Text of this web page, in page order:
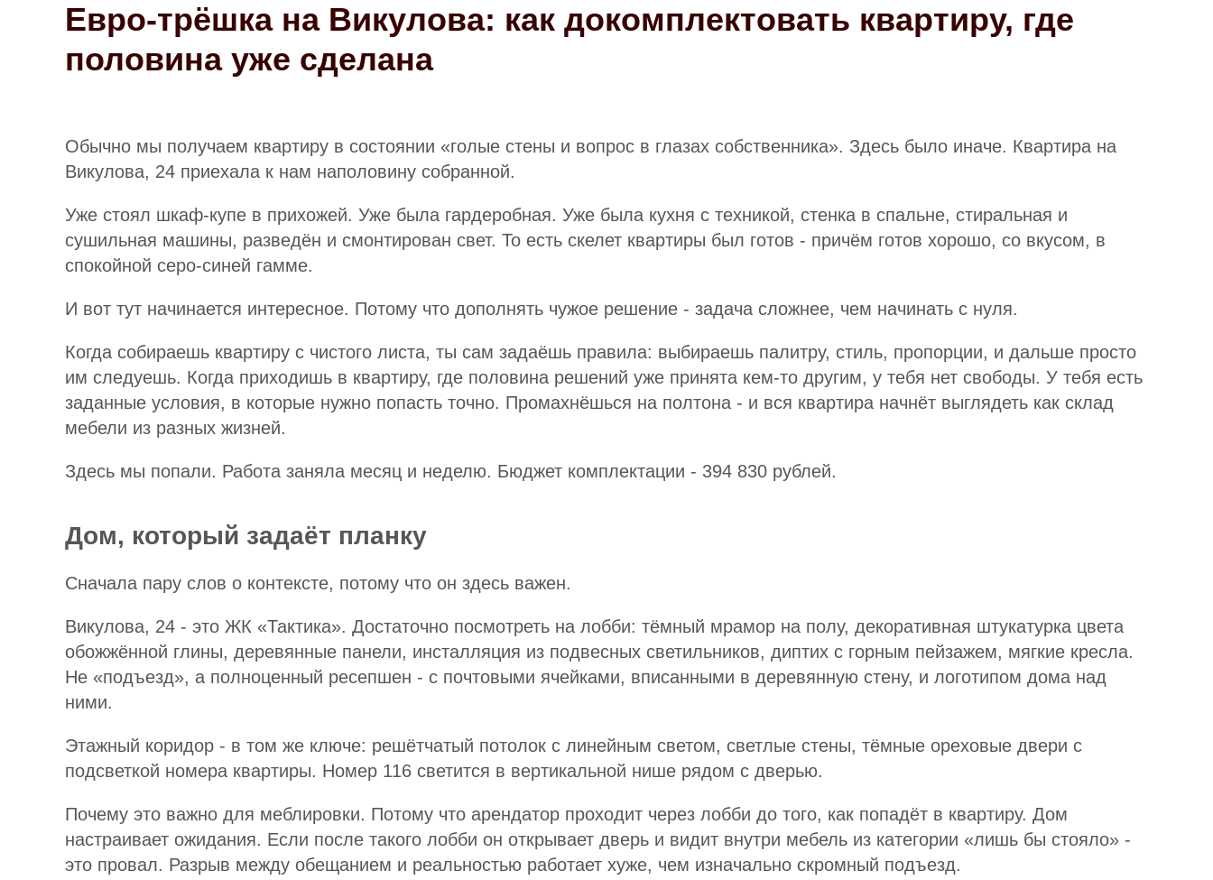
Евро-трёшка на Викулова: как докомплектовать квартиру, где
половина уже сделана
Обычно мы получаем квартиру в состоянии «голые стены и вопрос в глазах собственника». Здесь было иначе. Квартира на
Викулова, 24 приехала к нам наполовину собранной.
Уже стоял шкаф-купе в прихожей. Уже была гардеробная. Уже была кухня с техникой, стенка в спальне, стиральная и
сушильная машины, разведён и смонтирован свет. То есть скелет квартиры был готов - причём готов хорошо, со вкусом, в
спокойной серо-синей гамме.
И вот тут начинается интересное. Потому что дополнять чужое решение - задача сложнее, чем начинать с нуля.
Когда собираешь квартиру с чистого листа, ты сам задаёшь правила: выбираешь палитру, стиль, пропорции, и дальше просто
им следуешь. Когда приходишь в квартиру, где половина решений уже принята кем-то другим, у тебя нет свободы. У тебя есть
заданные условия, в которые нужно попасть точно. Промахнёшься на полтона - и вся квартира начнёт выглядеть как склад
мебели из разных жизней.
Здесь мы попали. Работа заняла месяц и неделю. Бюджет комплектации - 394 830 рублей.
Дом, который задаёт планку
Сначала пару слов о контексте, потому что он здесь важен.
Викулова, 24 - это ЖК «Тактика». Достаточно посмотреть на лобби: тёмный мрамор на полу, декоративная штукатурка цвета
обожжённой глины, деревянные панели, инсталляция из подвесных светильников, диптих с горным пейзажем, мягкие кресла.
Не «подъезд», а полноценный ресепшен - с почтовыми ячейками, вписанными в деревянную стену, и логотипом дома над
ними.
Этажный коридор - в том же ключе: решётчатый потолок с линейным светом, светлые стены, тёмные ореховые двери с
подсветкой номера квартиры. Номер 116 светится в вертикальной нише рядом с дверью.
Почему это важно для меблировки. Потому что арендатор проходит через лобби до того, как попадёт в квартиру. Дом
настраивает ожидания. Если после такого лобби он открывает дверь и видит внутри мебель из категории «лишь бы стояло» -
это провал. Разрыв между обещанием и реальностью работает хуже, чем изначально скромный подъезд.